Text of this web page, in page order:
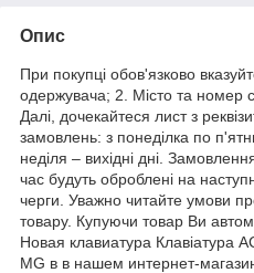
Опис
При покупці обов'язково
одержувача; 2. Місто та номер
Далі, дочекайтеся лист з
замовлень: з понеділка по
неділя – вихідні дні.
час будуть оброблені на
черги. Уважно читайте умови
товару. Купуючи товар Ви
Новая клавиатура Клавіатура
MG в в нашем интернет-